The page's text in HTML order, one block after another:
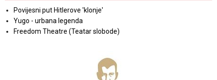
Povijesni put Hitlerove 'klonje'
Yugo - urbana legenda
Freedom Theatre (Teatar slobode)